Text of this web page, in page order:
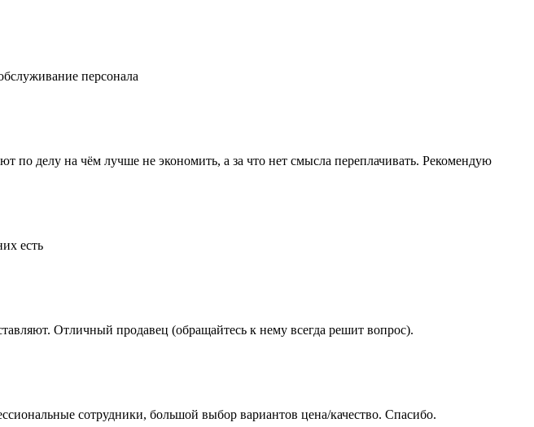
персонала
делу на чём лучше не экономить, а за что нет смысла переплачивать. Рекомендую
есть
Отличный продавец (обращайтесь к нему всегда решит вопрос).
сотрудники, большой выбор вариантов цена/качество. Спасибо.